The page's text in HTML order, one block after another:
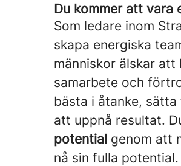
Du kommer att vara
Som ledare inom
skapa energiska
människor älskar
samarbete och
bästa i åtanke,
att uppnå resultat.
potential genom att
nå sin fulla potential.